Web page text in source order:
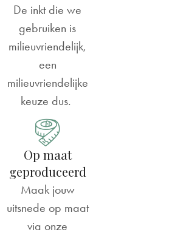
De inkt die we
gebruiken is
milieuvriendelijk,
een
milieuvriendelijke
keuze dus.
Op maat
geproduceerd
Maak jouw
uitsnede op maat
via onze